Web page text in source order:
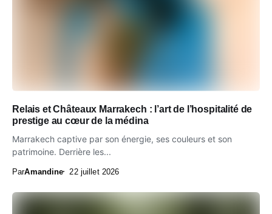
Relais et Châteaux Marrakech : l’art de l’hospitalité de
prestige au cœur de la médina
Marrakech captive par son énergie, ses couleurs et son
patrimoine. Derrière les...
ParAmandine 22 juillet 2026